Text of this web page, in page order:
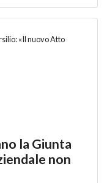
la Giunta
non